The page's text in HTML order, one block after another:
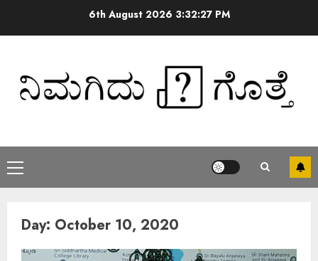
6th August 2026 3:32:27 PM
Day: October 10, 2020